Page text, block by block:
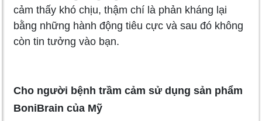
cảm thấy khó chịu, thậm chí là phản kháng lại
bằng những hành động tiêu cực và sau đó không
còn tin tưởng vào bạn.
Cho người bệnh trầm cảm sử dụng sản phẩm
BoniBrain của Mỹ